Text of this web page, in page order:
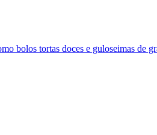
bolos tortas doces e guloseimas de